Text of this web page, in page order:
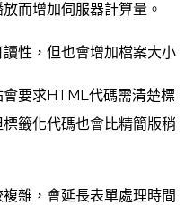
而增加伺服器計算量。
性，但也會增加檔案大小
要求HTML代碼需清楚標
籤化代碼也會比精簡版稍
雜，會延長表單處理時間